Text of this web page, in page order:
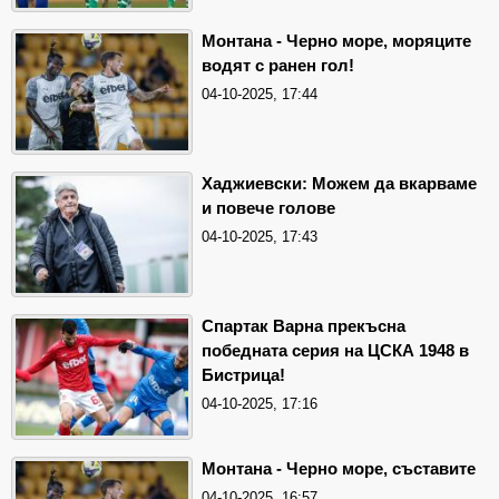
Монтана - Черно море, моряците
водят с ранен гол!
04-10-2025, 17:44
Хаджиевски: Можем да вкарваме
и повече голове
04-10-2025, 17:43
Спартак Варна прекъсна
победната серия на ЦСКА 1948 в
Бистрица!
04-10-2025, 17:16
Монтана - Черно море, съставите